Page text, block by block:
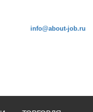
info@about-job.ru